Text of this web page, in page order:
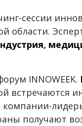
сессии
области.
INNOWEEK.
встречаются
получают